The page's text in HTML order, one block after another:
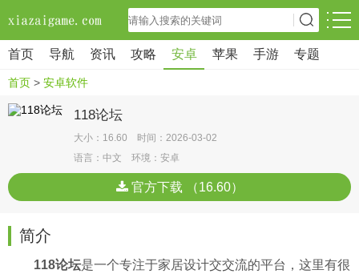
首页 导航 资讯 攻略 安卓 苹果 手游 专题
首页 > 安卓软件
118论坛
大小：16.60 时间：2026-03-02
语言：中文 环境：安卓
官方下载 （16.60）
简介
118论坛是一个专注于家居设计交交流的平台，这里有很